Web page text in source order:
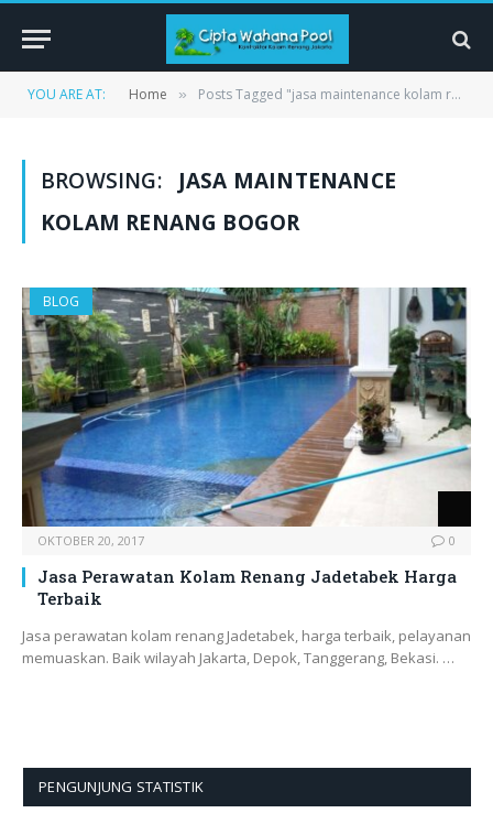
YOU ARE AT: Home » Posts Tagged "jasa maintenance kolam renang bogor"
BROWSING:
JASA MAINTENANCE
KOLAM RENANG BOGOR
BLOG
OKTOBER 20, 2017 0
Jasa Perawatan Kolam Renang Jadetabek Harga
Terbaik
Jasa perawatan kolam renang Jadetabek, harga terbaik, pelayanan
memuaskan. Baik wilayah Jakarta, Depok, Tanggerang, Bekasi. …
PENGUNJUNG STATISTIK